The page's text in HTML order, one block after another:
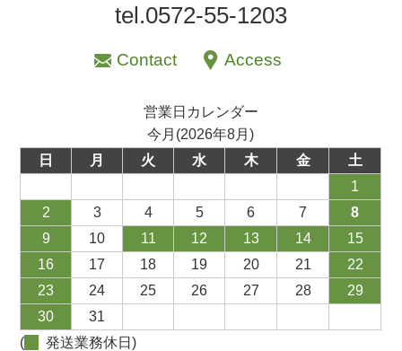
tel.0572-55-1203
Contact Access
営業日カレンダー
今月(2026年8月)
日
月 火 水 木 金
土
1
2
3 4 5 6 7
8
9
10 11 12 13 14
15
16
17 18 19 20 21
22
23
24 25 26 27 28
29
30
31
(
発送業務休日)